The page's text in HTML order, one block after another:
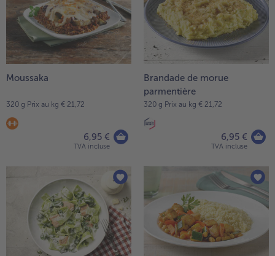
Moussaka
320 g Prix au kg € 21,72
6,95 €
TVA incluse
Brandade de morue
parmentière
320 g Prix au kg € 21,72
6,95 €
TVA incluse